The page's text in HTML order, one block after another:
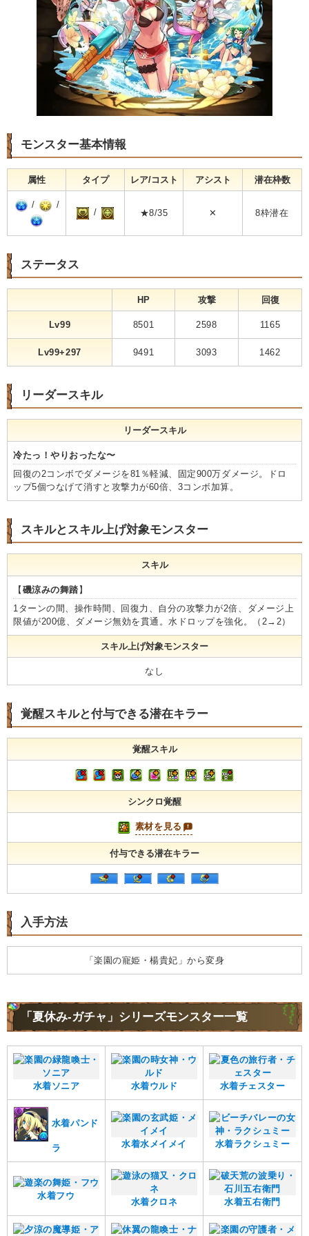
モンスター基本情報
属性 タイプ レア/コスト アシスト 潜在枠数
/ /
/ ★8/35 ✕ 8枠潜在
ステータス
HP 攻撃 回復
Lv99 8501 2598 1165
Lv99+297 9491 3093 1462
リーダースキル
リーダースキル
冷たっ！やりおったな〜
回復の2コンボでダメージを81％軽減、固定900万ダメージ。ドロ
ップ5個つなげて消すと攻撃力が60倍、3コンボ加算。
スキルとスキル上げ対象モンスター
スキル
【磯涼みの舞踏】
1ターンの間、操作時間、回復力、自分の攻撃力が2倍、ダメージ上
限値が200億、ダメージ無効を貫通。水ドロップを強化。（2→2）
スキル上げ対象モンスター
なし
覚醒スキルと付与できる潜在キラー
覚醒スキル
シンクロ覚醒
素材を見る
付与できる潜在キラー
入手方法
「楽園の寵姫・楊貴妃」から変身
「夏休み-ガチャ」シリーズモンスター一覧
水着ソニア 水着ウルド 水着チェスター
水着パンド
ラ 水着水メイメイ 水着ラクシュミー
水着フウ
水着クロネ 水着五右衛門